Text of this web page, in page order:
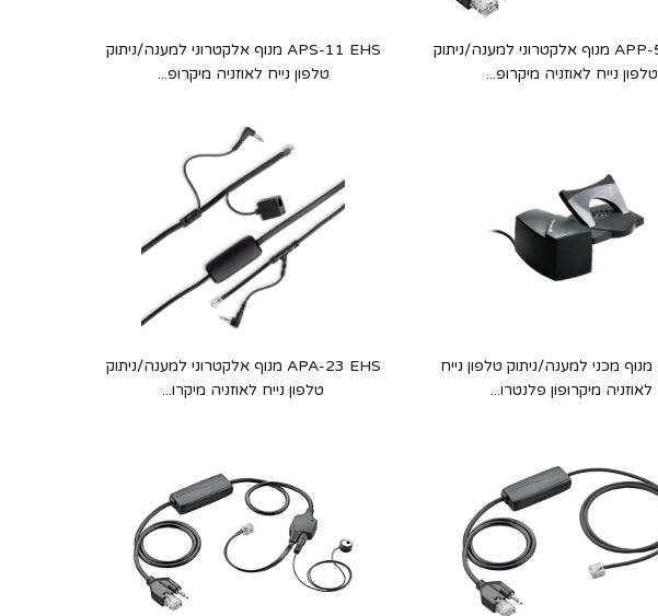
APP-51 EHS מנוף אלקטרוני למענה/ניתוק
טלפון נייח לאוזניה מיקרופ...
APS-11 EHS מנוף אלקטרוני למענה/ניתוק
טלפון נייח לאוזניה מיקרופ...
HL-10 מנוף מכני למענה/ניתוק טלפון נייח
לאוזניה מיקרופון פלנטרו...
APA-23 EHS מנוף אלקטרוני למענה/ניתוק
טלפון נייח לאוזניה מיקרו...